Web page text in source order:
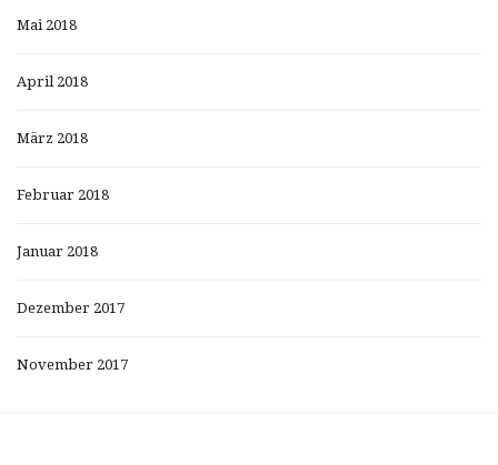
Mai 2018
April 2018
März 2018
Februar 2018
Januar 2018
Dezember 2017
November 2017